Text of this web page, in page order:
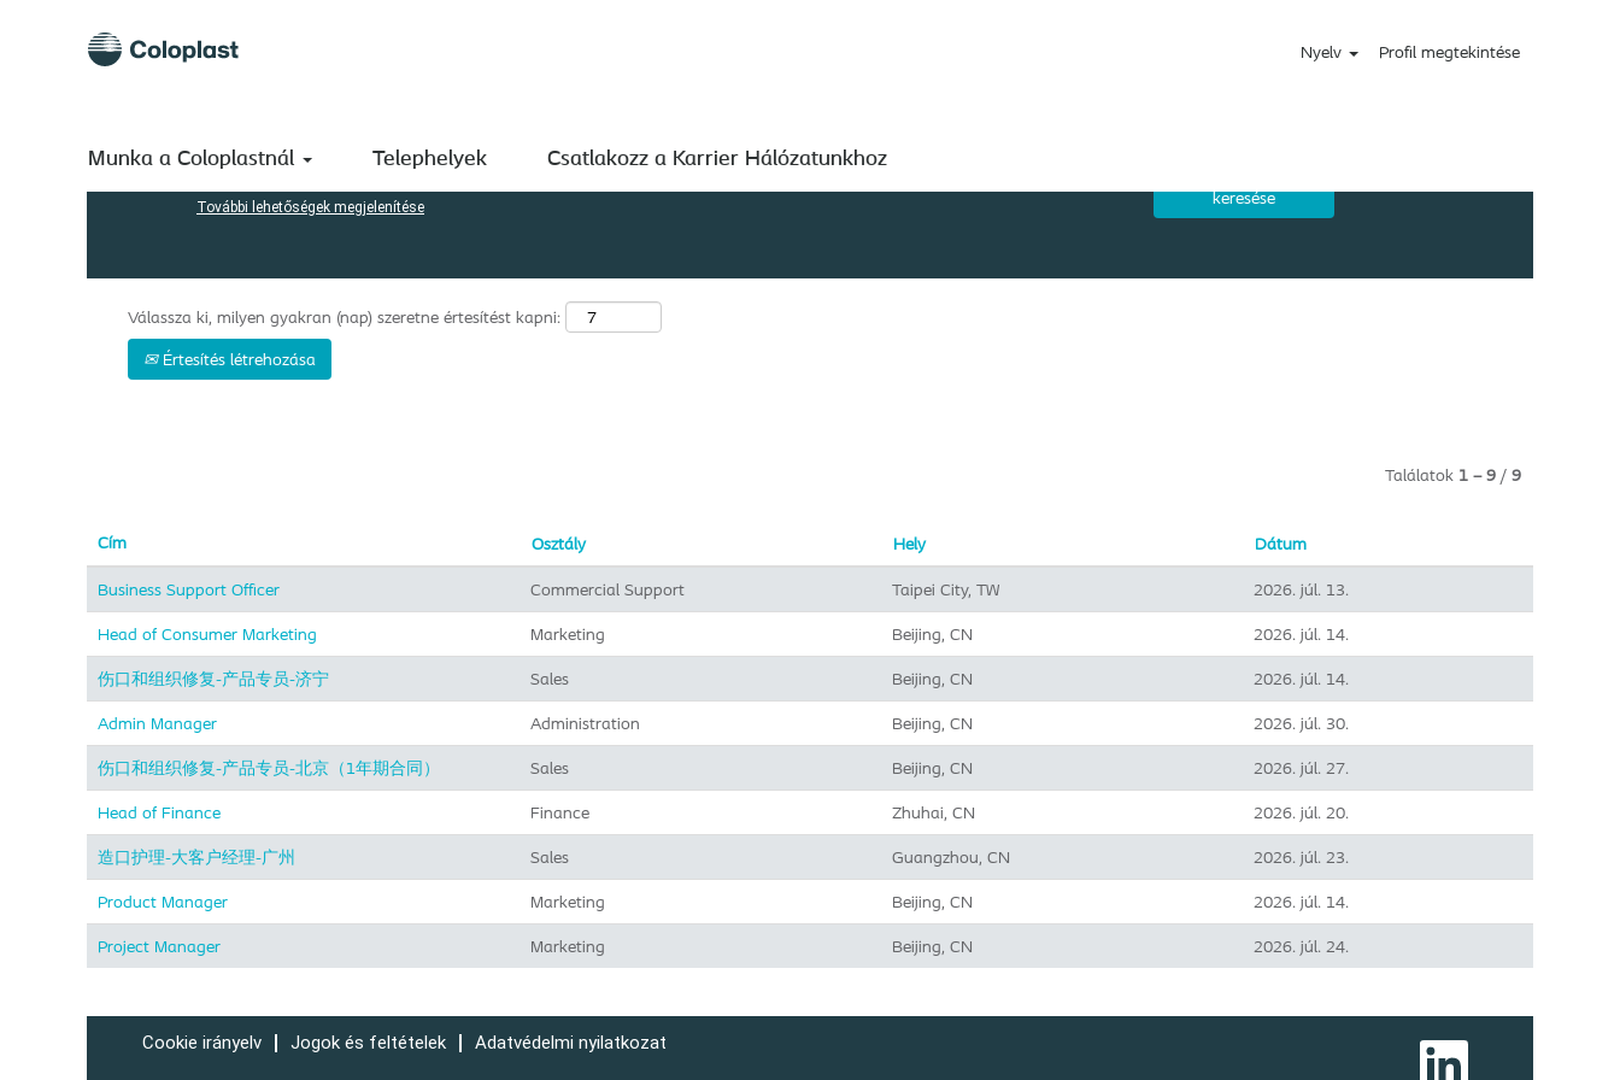
Nyelv Profil megtekintése
Munka a Coloplastnál Telephelyek Csatlakozz a Karrier Hálózatunkhoz
További lehetőségek megjelenítése
Válassza ki, milyen gyakran (nap) szeretne értesítést kapni:
Értesítés létrehozása
Találatok 1 – 9 / 9
Cím Osztály Hely Dátum
Business Support Officer Commercial Support Taipei City, TW 2026. júl. 13.
Head of Consumer Marketing Marketing Beijing, CN 2026. júl. 14.
伤口和组织修复-产品专员-济宁 Sales Beijing, CN 2026. júl. 14.
Admin Manager Administration Beijing, CN 2026. júl. 30.
伤口和组织修复-产品专员-北京（1年期合同） Sales Beijing, CN 2026. júl. 27.
Head of Finance Finance Zhuhai, CN 2026. júl. 20.
造口护理-大客户经理-广州 Sales Guangzhou, CN 2026. júl. 23.
Product Manager Marketing Beijing, CN 2026. júl. 14.
Project Manager Marketing Beijing, CN 2026. júl. 24.
Cookie irányelv Jogok és feltételek Adatvédelmi nyilatkozat
Ú